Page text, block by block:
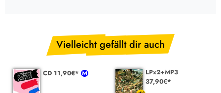
Vielleicht gefällt dir auch
CD 11,90€*
LPx2+MP3
37,90€*